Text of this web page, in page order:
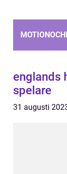
englands
spelare
31 augusti